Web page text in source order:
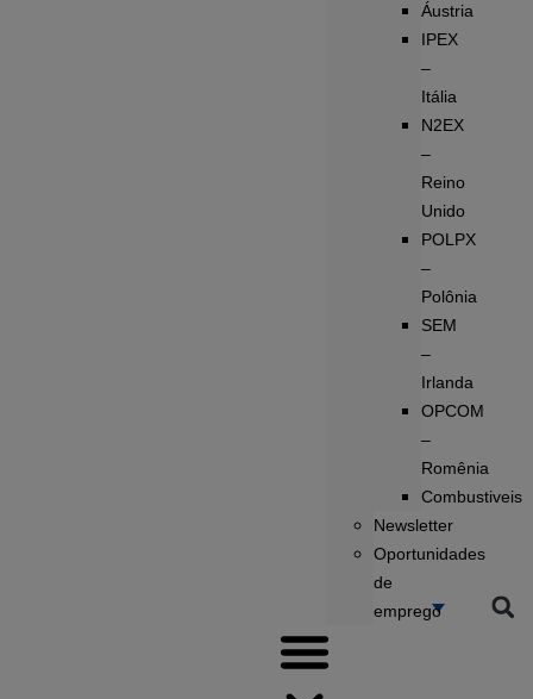
Áustria
IPEX
–
Itália
N2EX
–
Reino
Unido
POLPX
–
Polônia
SEM
–
Irlanda
OPCOM
–
Romênia
Combustiveis
Newsletter
Oportunidades
de
emprego